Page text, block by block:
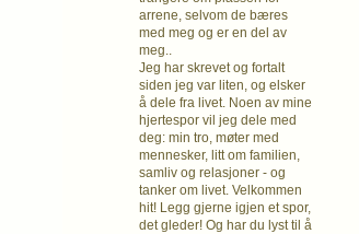
arrene, selvom de bæres
med meg og er en del av
meg..
Jeg har skrevet og fortalt
siden jeg var liten, og elsker
å dele fra livet. Noen av mine
hjertespor vil jeg dele med
deg: min tro, møter med
mennesker, litt om familien,
samliv og relasjoner - og
tanker om livet. Velkommen
hit! Legg gjerne igjen et spor,
det gleder! Og har du lyst til å